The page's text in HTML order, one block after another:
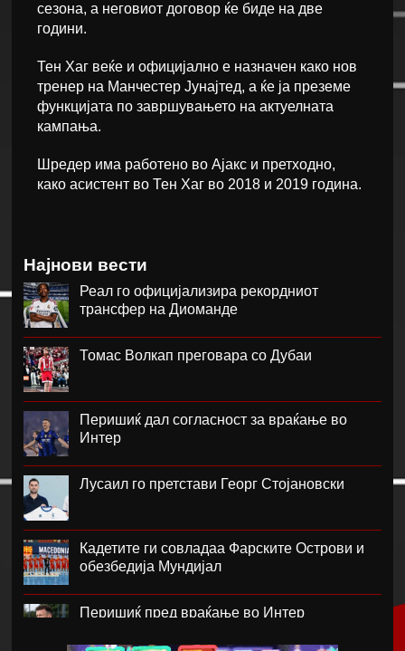
сезона, а неговиот договор ќе биде на две
години.
Тен Хаг веќе и официјално е назначен како нов
тренер на Манчестер Јунајтед, а ќе ја преземе
функцијата по завршувањето на актуелната
кампања.
Шредер има работено во Ајакс и претходно,
како асистент во Тен Хаг во 2018 и 2019 година.
Најнови вести
Реал го официјализира рекордниот
трансфер на Диоманде
Томас Волкап преговара со Дубаи
Перишиќ дал согласност за враќање во
Интер
Лусаил го претстави Георг Стојановски
Кадетите ги совладаа Фарските Острови и
обезбедија Мундијал
Перишиќ пред враќање во Интер